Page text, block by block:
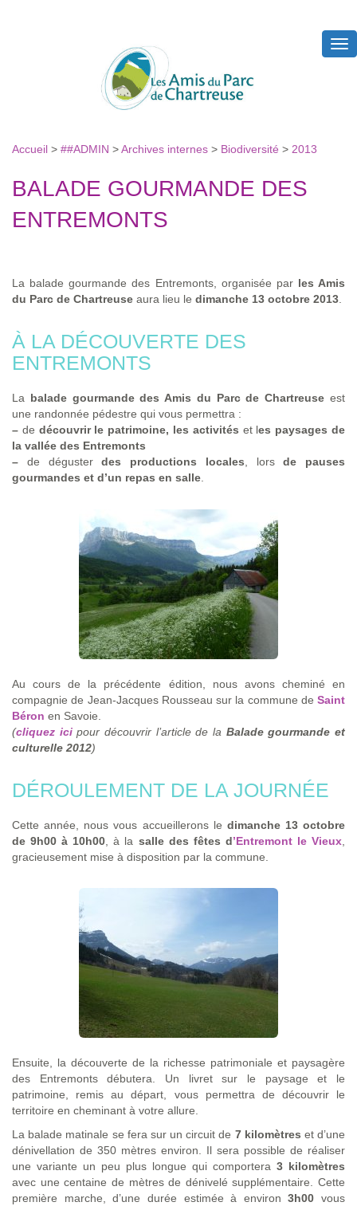
Accueil > ##ADMIN >Archives internes > Biodiversité > 2013
BALADE GOURMANDE DES
ENTREMONTS
La balade gourmande des Entremonts, organisée par les Amis
du Parc de Chartreuse aura lieu le dimanche 13 octobre 2013.
À LA DÉCOUVERTE DES
ENTREMONTS
La balade gourmande des Amis du Parc de Chartreuse est
une randonnée pédestre qui vous permettra :
– de découvrir le patrimoine, les activités et les paysages de
la vallée des Entremonts
– de dégusterdes productions locales, lorsde pauses
gourmandes et d’un repas en salle.
Au cours de la précédente édition, nous avons cheminé en
compagnie de Jean-Jacques Rousseau sur la commune de Saint
Béron en Savoie.
(cliquez icipour découvrir l’article de la Balade gourmande et
culturelle 2012)
DÉROULEMENT DE LA JOURNÉE
Cette année, nous vous accueillerons le dimanche 13 octobre
de 9h00 à 10h00 , à la salle des fêtes d’Entremont le Vieux
gracieusement mise à disposition par la commune.
Ensuite, la découverte de la richesse patrimoniale et paysagère
des Entremonts débutera. Un livret sur le paysage et le
patrimoine, remis au départ, vous permettra de découvrir le
territoire en cheminant à votre allure.
La balade matinale se fera sur un circuit de 7 kilomètres et d’une
dénivellation de 350 mètres environ. Il sera possible de réaliser
une variante un peu plus longue qui comportera 3 kilomètres
avec une centaine de mètres de dénivelé supplémentaire. Cette
première marche, d’une durée estimée à environ 3h00 vous